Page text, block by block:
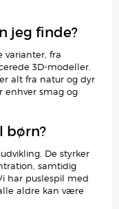
jeg finde?
varianter, fra
3D-modeller.
alt fra natur og dyr
enhver smag og
børn?
De styrker
samtidig
har puslespil med
aldre kan være